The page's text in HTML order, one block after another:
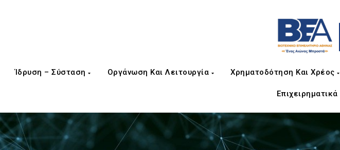
Ίδρυση – Σύσταση Οργάνωση Και Λειτουργία Χρηματοδότηση Και Χρέος